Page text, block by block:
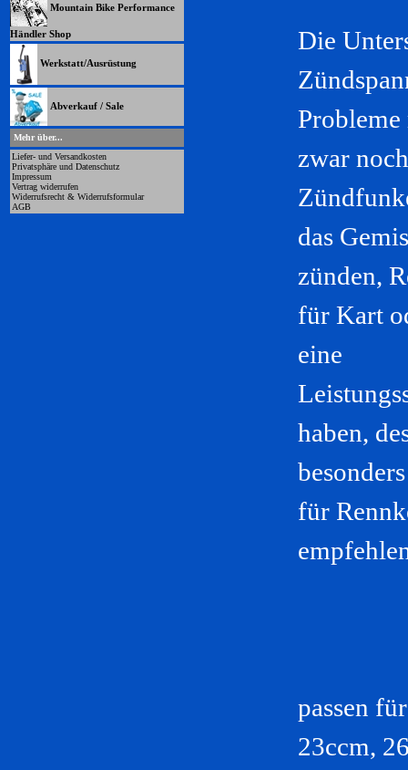
Mountain Bike Performance
Händler Shop
Werkstatt/Ausrüstung
Abverkauf / Sale
Mehr über...
Liefer- und Versandkosten
Privatsphäre und Datenschutz
Impressum
Vertrag widerrufen
Widerrufsrecht & Widerrufsformular
AGB
Die
zwar
das
zünden,
für Kart
eine
haben,
besonders
für
passen
23ccm,